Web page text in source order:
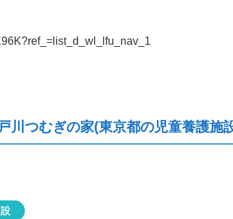
つむぎの家(東京都の児童養護施